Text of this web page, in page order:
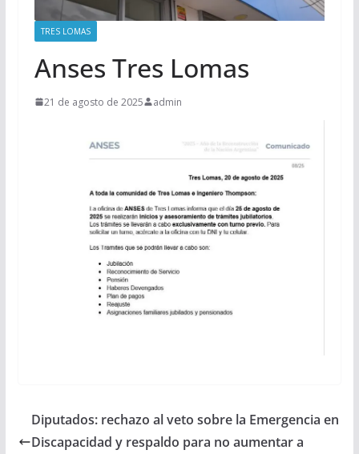
TRES LOMAS
Anses Tres Lomas
21 de agosto de 2025 admin
Diputados: rechazo al veto sobre la Emergencia en
Discapacidad y respaldo para no aumentar a